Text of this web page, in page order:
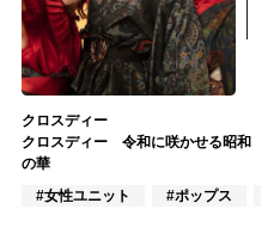
クロスディー
クロスディー 令和に咲かせる昭和
の華
#女性ユニット
#ポップス